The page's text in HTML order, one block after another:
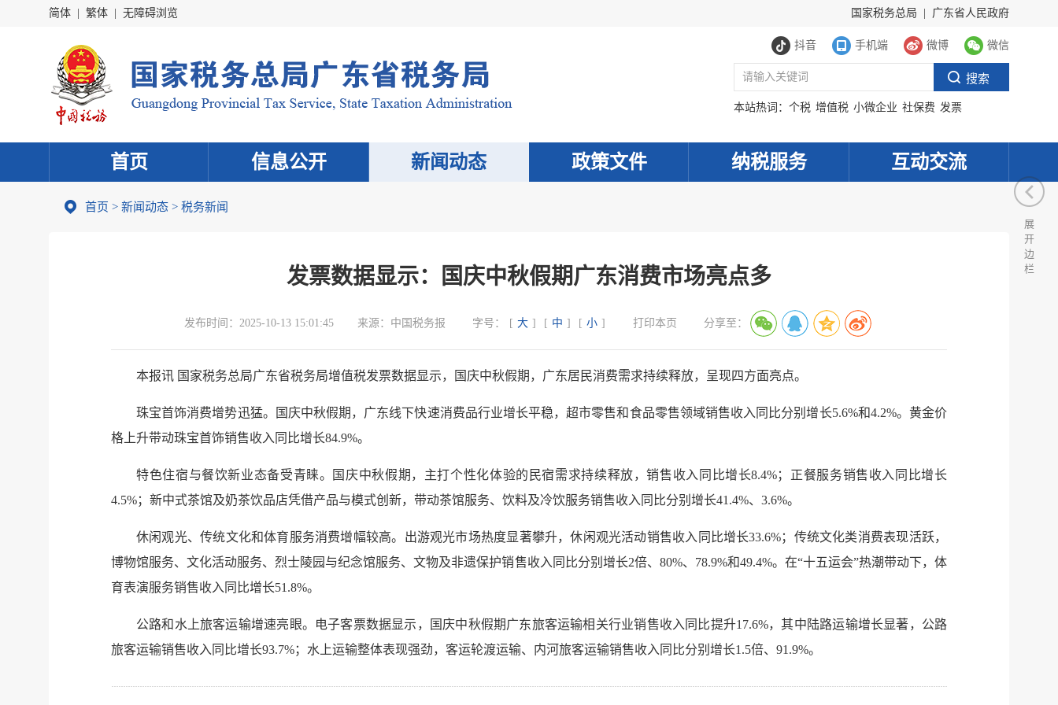
简体 繁体 无障碍浏览 国家税务总局 广东省人民政府
抖音 手机端 微博 微信
本站热词： 个税 增值税 小微企业 社保费 发票
首页 信息公开 新闻动态 政策文件 纳税服务 互动交流
首页 > 新闻动态 > 税务新闻
发票数据显示：国庆中秋假期广东消费市场亮点多
发布时间： 2025-10-13 15:01:45 来源： 中国税务报 字号： [ 大 ] [ 中 ] [ 小 ] 打印本页 分享至：
本报讯 国家税务总局广东省税务局增值税发票数据显示，国庆中秋假期，广东居民消费需求持续释放，呈现四方面亮点。
珠宝首饰消费增势迅猛。国庆中秋假期，广东线下快速消费品行业增长平稳，超市零售和食品零售领域销售收入同比分别增长5.6%和4.2%。黄金价
格上升带动珠宝首饰销售收入同比增长84.9%。
特色住宿与餐饮新业态备受青睐。国庆中秋假期，主打个性化体验的民宿需求持续释放，销售收入同比增长8.4%；正餐服务销售收入同比增长
4.5%；新中式茶馆及奶茶饮品店凭借产品与模式创新，带动茶馆服务、饮料及冷饮服务销售收入同比分别增长41.4%、3.6%。
休闲观光、传统文化和体育服务消费增幅较高。出游观光市场热度显著攀升，休闲观光活动销售收入同比增长33.6%；传统文化类消费表现活跃，
博物馆服务、文化活动服务、烈士陵园与纪念馆服务、文物及非遗保护销售收入同比分别增长2倍、80%、78.9%和49.4%。在“十五运会”热潮带动下，体
育表演服务销售收入同比增长51.8%。
公路和水上旅客运输增速亮眼。电子客票数据显示，国庆中秋假期广东旅客运输相关行业销售收入同比提升17.6%，其中陆路运输增长显著，公路
旅客运输销售收入同比增长93.7%；水上运输整体表现强劲，客运轮渡运输、内河旅客运输销售收入同比分别增长1.5倍、91.9%。
展
开
边
栏